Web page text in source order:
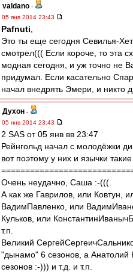
valdano -
05 янв 2014 23:43
Pafnuti
Это ты еще сегодня Севилья-
смотрел((( Если короче, то эта
модная сегодня, и уж точно не
придумал. Если касательно
начал внедрять Эмери, и никто
Духон -
05 янв 2014 23:43
2 SAS от 05 янв вв 23:47
Рейнгольд начал с молодёжки
вот поэтому у них и язычки
Очень неудачно, Саша :-(((.
А как же Гаврилов, или Ковтун,
ВадимПавленко, или
Кульков, или
т.п.
Великий
"дынамо" 6 сезонов, а Анатолий
сезонов :-))) и т.д. и т.п.